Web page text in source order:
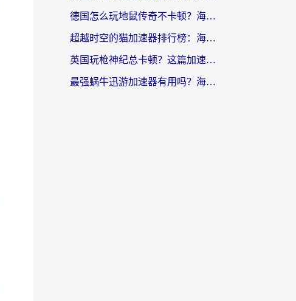
德国怎么玩地鼠传奇不卡顿？海外党国服游戏加速全攻略（含战双EVE实用指南）
超越时空的猫加速器排行榜：海外党国服游戏不卡顿的终极选择指南
英国玩枪神纪总卡顿？这篇加速器选择指南帮你告别延迟（附实测推荐）
最强蜗牛迅游加速器有用吗？海外玩家国服游戏加速避坑指南（附德国玩忍者必须死3流星蝴蝶剑解决办法）